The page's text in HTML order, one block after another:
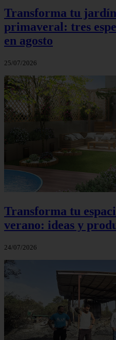
Transforma tu jardín
primaveral: tres
en agosto
25/07/2026
Transforma tu
verano: ideas y
24/07/2026